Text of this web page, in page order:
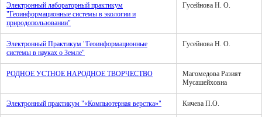
Электронный лабораторный практикум
"Геоинформационные системы в экологии и
природопользовании"
Гусейнова Н. О.
Электронный Практикум "Геоинформационные
системы в науках о Земле"
Гусейнова Н. О.
РОДНОЕ УСТНОЕ НАРОДНОЕ ТВОРЧЕСТВО
Магомедова Разият
Мусашейховна
Электронный практикум "«Компьютерная верстка»" Кичева П.О.